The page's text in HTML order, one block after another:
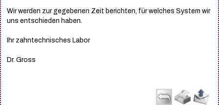
Wir werden zur gegebenen Zeit berichten, für welches System wir
uns entschieden haben.
Ihr zahntechnisches Labor
Dr. Gross